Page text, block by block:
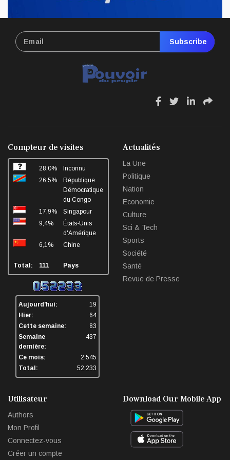
Subscribe
fa
fa
fa
fa
Compteur de visites
28,0%
Inconnu
26,5%
République
Démocratique
du Congo
17,9%
Singapour
9,4%
États-Unis
d'Amérique
6,1%
Chine
Total: 111 Pays
Aujourd'hui:
19
Hier:
64
Cette semaine:
83
Semaine
dernière:
437
Ce mois:
2.545
Total:
52.233
Actualités
La Une
Politique
Nation
Economie
Culture
Sci & Tech
Sports
Société
Santé
Revue de Presse
Utilisateur
Authors
Mon Profil
Connectez-vous
Créer un compte
Download Our Mobile App